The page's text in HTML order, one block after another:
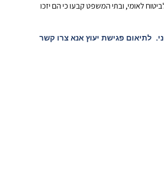
לאומי, ובתי המשפט קבעו כי הם יזכו
לתיאום פגישת יעוץ אנא צרו קשר